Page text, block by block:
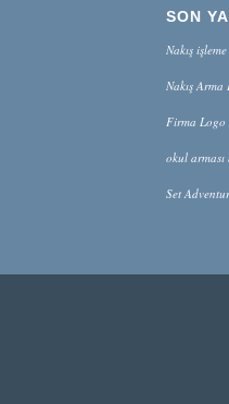
SON
Nakış
Nakış Arma
Firma Logo
okul arması
Set